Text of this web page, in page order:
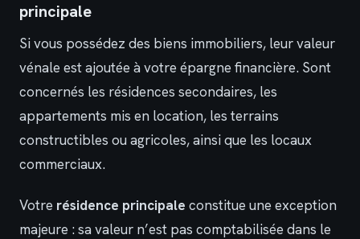
principale
Si vous possédez des biens immobiliers, leur valeur
vénale est ajoutée à votre épargne financière. Sont
concernés les résidences secondaires, les
appartements mis en location, les terrains
constructibles ou agricoles, ainsi que les locaux
commerciaux.
Votre résidence principale constitue une exception
majeure : sa valeur n’est pas comptabilisée dans le